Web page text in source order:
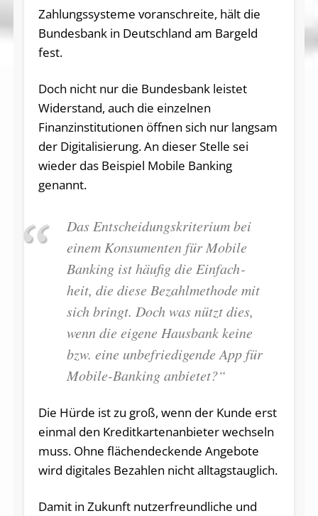
Zahlungssysteme voranschreite, hält die
Bundesbank in Deutschland am Bargeld
fest.
Doch nicht nur die Bundesbank leistet
Widerstand, auch die einzelnen
Finanzinstitutionen öffnen sich nur langsam
der Digitalisierung. An dieser Stelle sei
wieder das Beispiel Mobile Banking
genannt.
Das Entscheidungskriterium bei
einem Konsumenten für Mobile
Banking ist häufig die Ein­fach­
heit, die diese Be­zahl­me­thode mit
sich bringt. Doch was nützt dies,
wenn die eigene Hausbank keine
bzw. eine unbefriedigende App für
Mobile-Banking anbietet?“
Die Hürde ist zu groß, wenn der Kunde erst
einmal den Kreditkartenanbieter wechseln
muss. Ohne flächendeckende Angebote
wird digitales Bezahlen nicht alltagstauglich.
Damit in Zukunft nutzerfreundliche und